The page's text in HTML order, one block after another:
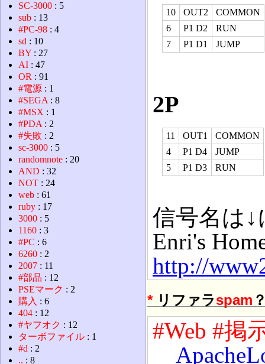
10 OUT2
COMMON
6
P1 D2
RUN
7
P1 D1 JUMP
2P
11 OUT1
COMMON
4
P1 D4
JUMP
5
P1 D3 RUN
信号名は
Enri's
http://
*リファラspam
#Web #掲
SC-3000 : 5
sub : 13
#PC-98 : 4
sd : 10
BY : 27
AI : 47
OR : 91
#電源 : 1
#SEGA : 8
#MSX : 1
#PDA : 2
#失敗 : 2
sc-3000 : 5
randomnote : 20
AND : 32
NOT : 24
web : 61
ruby : 17
3000 : 5
1160 : 3
#PC : 6
6260 : 2
2007 : 11
#部品 : 12
PSEマーク : 2
購入 : 6
404 : 12
#ヤフオク : 12
ターボファイル : 1
#d : 2
.. : 8